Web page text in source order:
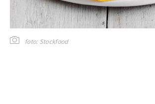
foto: Stockfood